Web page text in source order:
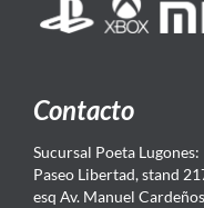
Contacto
Sucursal Poeta Lugones:
Paseo Libertad, stand
esq Av. Manuel